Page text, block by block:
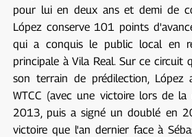
pour lui en deux ans et demi de
López conserve 101 points
qui a conquis le public local en
principale à Vila Real. Sur ce circuit
son terrain de prédilection,
WTCC (avec une victoire lors de la
2013, puis a signé un doublé en
victoire que l'an dernier face à